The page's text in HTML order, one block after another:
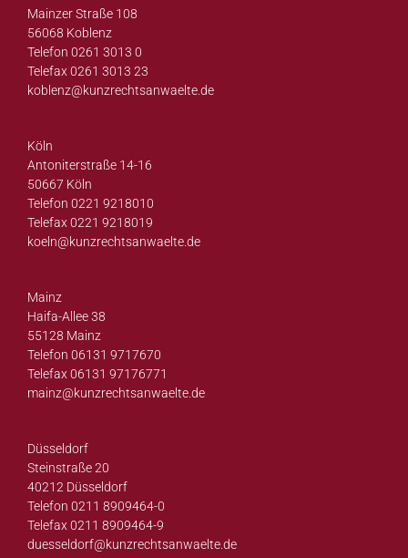
Mainzer Straße 108
56068 Koblenz
Telefon 0261 3013 0
Telefax 0261 3013 23
koblenz@kunzrechtsanwaelte.de
Köln
Antoniterstraße 14-16
50667 Köln
Telefon 0221 9218010
Telefax 0221 9218019
koeln@kunzrechtsanwaelte.de
Mainz
Haifa-Allee 38
55128 Mainz
Telefon 06131 9717670
Telefax 06131 97176771
mainz@kunzrechtsanwaelte.de
Düsseldorf
Steinstraße 20
40212 Düsseldorf
Telefon 0211 8909464-0
Telefax 0211 8909464-9
duesseldorf@kunzrechtsanwaelte.de